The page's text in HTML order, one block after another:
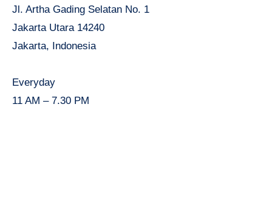
Jl. Artha Gading Selatan No. 1
Jakarta Utara 14240
Jakarta, Indonesia
Everyday
11 AM – 7.30 PM